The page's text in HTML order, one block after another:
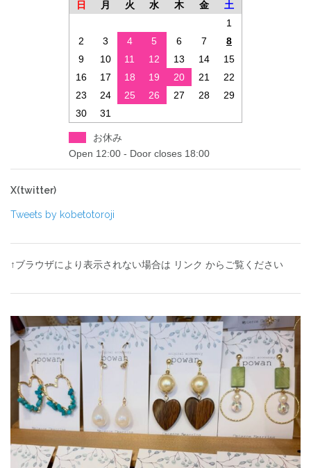
日
月 火 水 木 金
土
1
2
3 4 5 6 7
8
9
10 11 12 13 14
15
16
17 18 19 20 21
22
23
24 25 26 27 28
29
30
31
お休み
Open 12:00 - Door closes 18:00
X(twitter)
Tweets by kobetotoroji
↑ブラウザにより表示されない場合は リンク からご覧ください